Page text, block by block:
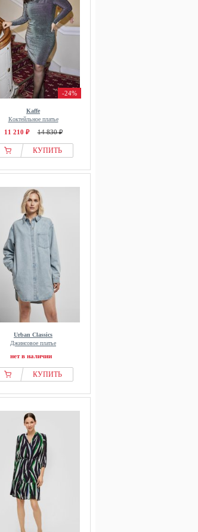
-24%
Kaffe
Коктейльное платье
11 210 ₽ 14 830 ₽
КУПИТЬ
Urban Classics
Джинсовое платье
нет в наличии
КУПИТЬ